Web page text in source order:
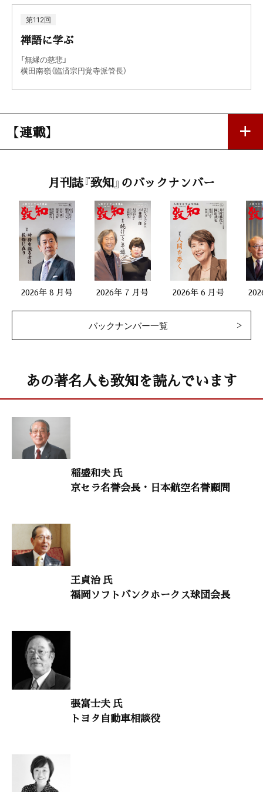
第112回
禅語に学ぶ
「無縁の慈悲」
横田南嶺（臨済宗円覚寺派管長）
【連載】
風の便り 37
「天邪鬼つれづれ日記（四）」
占部賢志（中村学園大学客員教授）
大自然と体心
「歯の健康があなたの未来を決める」
安岡大志（安岡デンタルオフィス理事長）
「成田参籠と一円観開眼」
致知随想
小川 実「中小企業に笑顔の花を」
小林さやか「死ぬ気で頑張った経験は一生の宝物になる」
五月女圭一「日本が日本でいられるように」
菱田聖子「日本人の美意識を求めて」
まんが〈うちの社長の器学〉
神保あつし
木鶏クラブ通信
月刊誌『致知』のバックナンバー
2026年 8 月号 2026年 7 月号 2026年 6 月号
バックナンバー一覧
あの著名人も致知を読んでいます
稲盛和夫 氏
京セラ名誉会長・日本航空名誉顧問
王貞治 氏
福岡ソフトバンクホークス球団会長
張富士夫 氏
トヨタ自動車相談役